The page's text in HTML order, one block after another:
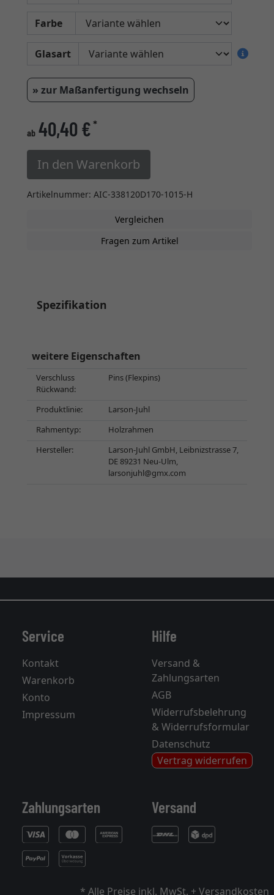
Farbe
Glasart
» zur Maßanfertigung wechseln
ab 40,40 €*
In den Warenkorb
Artikelnummer: AIC-338120D170-1015-H
Vergleichen
Fragen zum Artikel
Spezifikation
weitere Eigenschaften
Verschluss
Rückwand:
Pins (Flexpins)
Produktlinie:
Larson-Juhl
Rahmentyp:
Holzrahmen
Hersteller:
Larson-Juhl GmbH, Leibnizstrasse 7,
DE 89231 Neu-Ulm,
larsonjuhl@gmx.com
Service
Kontakt
Warenkorb
Konto
Impressum
Hilfe
Versand &
Zahlungsarten
AGB
Widerrufsbelehrung
& Widerrufsformular
Datenschutz
Vertrag widerrufen
Zahlungsarten Versand
* Alle Preise inkl. MwSt. +Versandkosten